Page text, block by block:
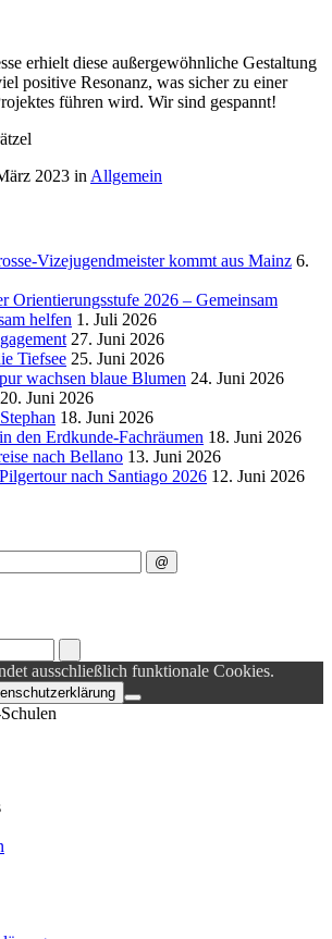
erhielt diese außergewöhnliche Gestaltung
positive Resonanz, was sicher zu einer
führen wird. Wir sind gespannt!
2023 in Allgemein
Vizejugendmeister kommt aus Mainz 6.
Orientierungsstufe 2026 – Gemeinsam
helfen 1. Juli 2026
27. Juni 2026
Tiefsee 25. Juni 2026
wachsen blaue Blumen 24. Juni 2026
20. Juni 2026
18. Juni 2026
den Erdkunde‑Fachräumen 18. Juni 2026
nach Bellano 13. Juni 2026
nach Santiago 2026 12. Juni 2026
ausschließlich funktionale Cookies.